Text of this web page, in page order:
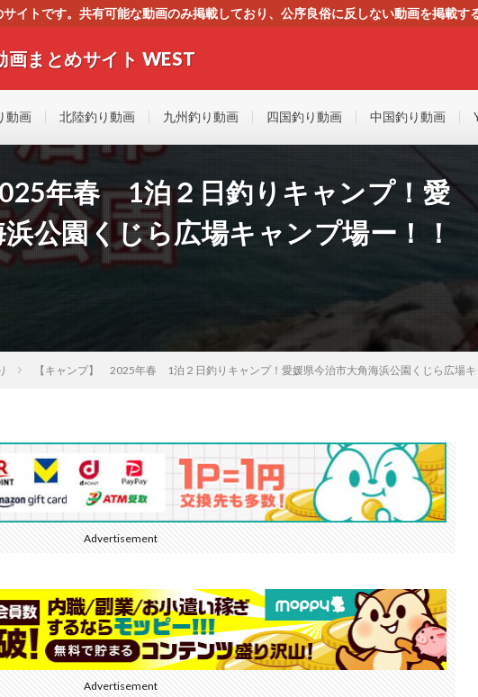
イトです。共有可能な動画のみ掲載しており、公序良俗に反しない動画を掲載
画まとめサイト WEST
動画 北陸釣り動画 九州釣り動画 四国釣り動画 中国釣り動画
年春 1泊２日釣りキャンプ！愛
公園くじら広場キャンプ場ー！！
【キャンプ】 2025年春 1泊２日釣りキャンプ！愛媛県今治市大角海浜公園くじら広場キ
Advertisement
Advertisement